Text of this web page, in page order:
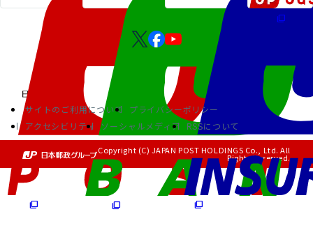
サイトのご利用について
プライバシーポリシー
アクセシビリティ
ソーシャルメディア RSSについて
Copyright (C) JAPAN POST HOLDINGS Co., Ltd. All
Rights Reserved.